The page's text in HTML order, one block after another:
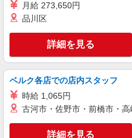
【実務者
手当、日祝手
均5回分）等
ます。 ※居住
本給2.08ヶ月
東京都府
キープ
SOMPOケア 府中白糸台 訪問介
登録ヘルパー
月給 273,650円
品川区
詳細を見る
ベルク各店での店内スタッフ
時給 1,065円
古河市・佐野市・前橋市・
詳細を見る